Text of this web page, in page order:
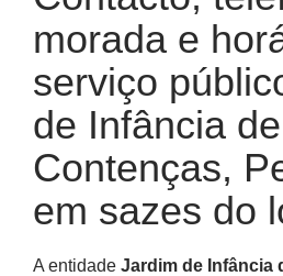
morada e
serviço
de Infância de
Contenças,
em sazes do
A entidade Jardim de Infância